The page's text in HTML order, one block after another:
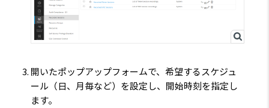
開いたポップアップフォームで、希望するスケジュ
ール（日、月毎など）を設定し、開始時刻を指定し
ます。